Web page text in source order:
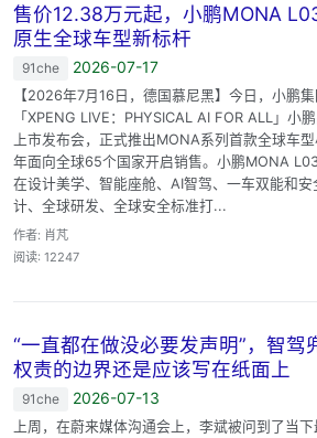
售价12.38万元起，小鹏MONA
原生全球车型新标杆
91che 2026-07-17
【2026年7月16日，德国慕尼黑】今日，小鹏
「XPENG LIVE：PHYSICAL AI FOR ALL」小
上市发布会，正式推出MONA系列首款全球车
年面向全球65个国家开启销售。小鹏MONA
在设计美学、智能座舱、AI智驾、一车双能和
计、全球研发、全球安全标准打...
作者: 肖芃
阅读: 12247
“一直都在做没必要发声明”，智驾
权责的边界还是应该写在纸面上
91che 2026-07-13
上周，在蔚来媒体沟通会上，李斌被问到了当